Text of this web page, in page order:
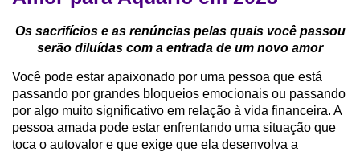
Os sacrifícios e as renúncias pelas quais você passou
serão diluídas com a entrada de um novo amor
Você pode estar apaixonado por uma pessoa que está
passando por grandes bloqueios emocionais ou passando
por algo muito significativo em relação à vida financeira. A
pessoa amada pode estar enfrentando uma situação que
toca o autovalor e que exige que ela desenvolva a